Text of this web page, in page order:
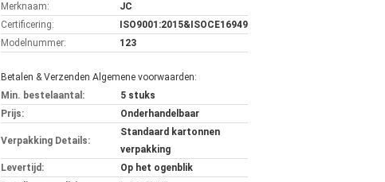
Merknaam:
JC
Certificering:
ISO9001:2015&ISOCE16949
Modelnummer:
123
Betalen & Verzenden Algemene voorwaarden:
Min. bestelaantal:
5 stuks
Prijs:
Onderhandelbaar
Verpakking Details:
Standaard kartonnen
verpakking
Levertijd:
Op het ogenblik